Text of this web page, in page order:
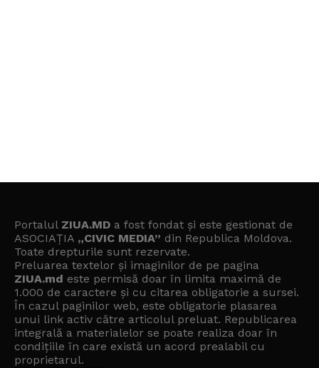
Portalul ZIUA.MD a fost fondat și este gestionat de
ASOCIAȚIA „CIVIC MEDIA” din Republica Moldova.
Toate drepturile sunt rezervate.
Preluarea textelor și imaginilor de pe pagina
ZIUA.md este permisă doar în limita maximă de
1.000 de caractere și cu citarea obligatorie a sursei.
În cazul paginilor web, este obligatorie plasarea
unui link activ către articolul preluat. Republicarea
integrală a materialelor se poate realiza doar în
condițiile în care există un acord prealabil cu
proprietarul.